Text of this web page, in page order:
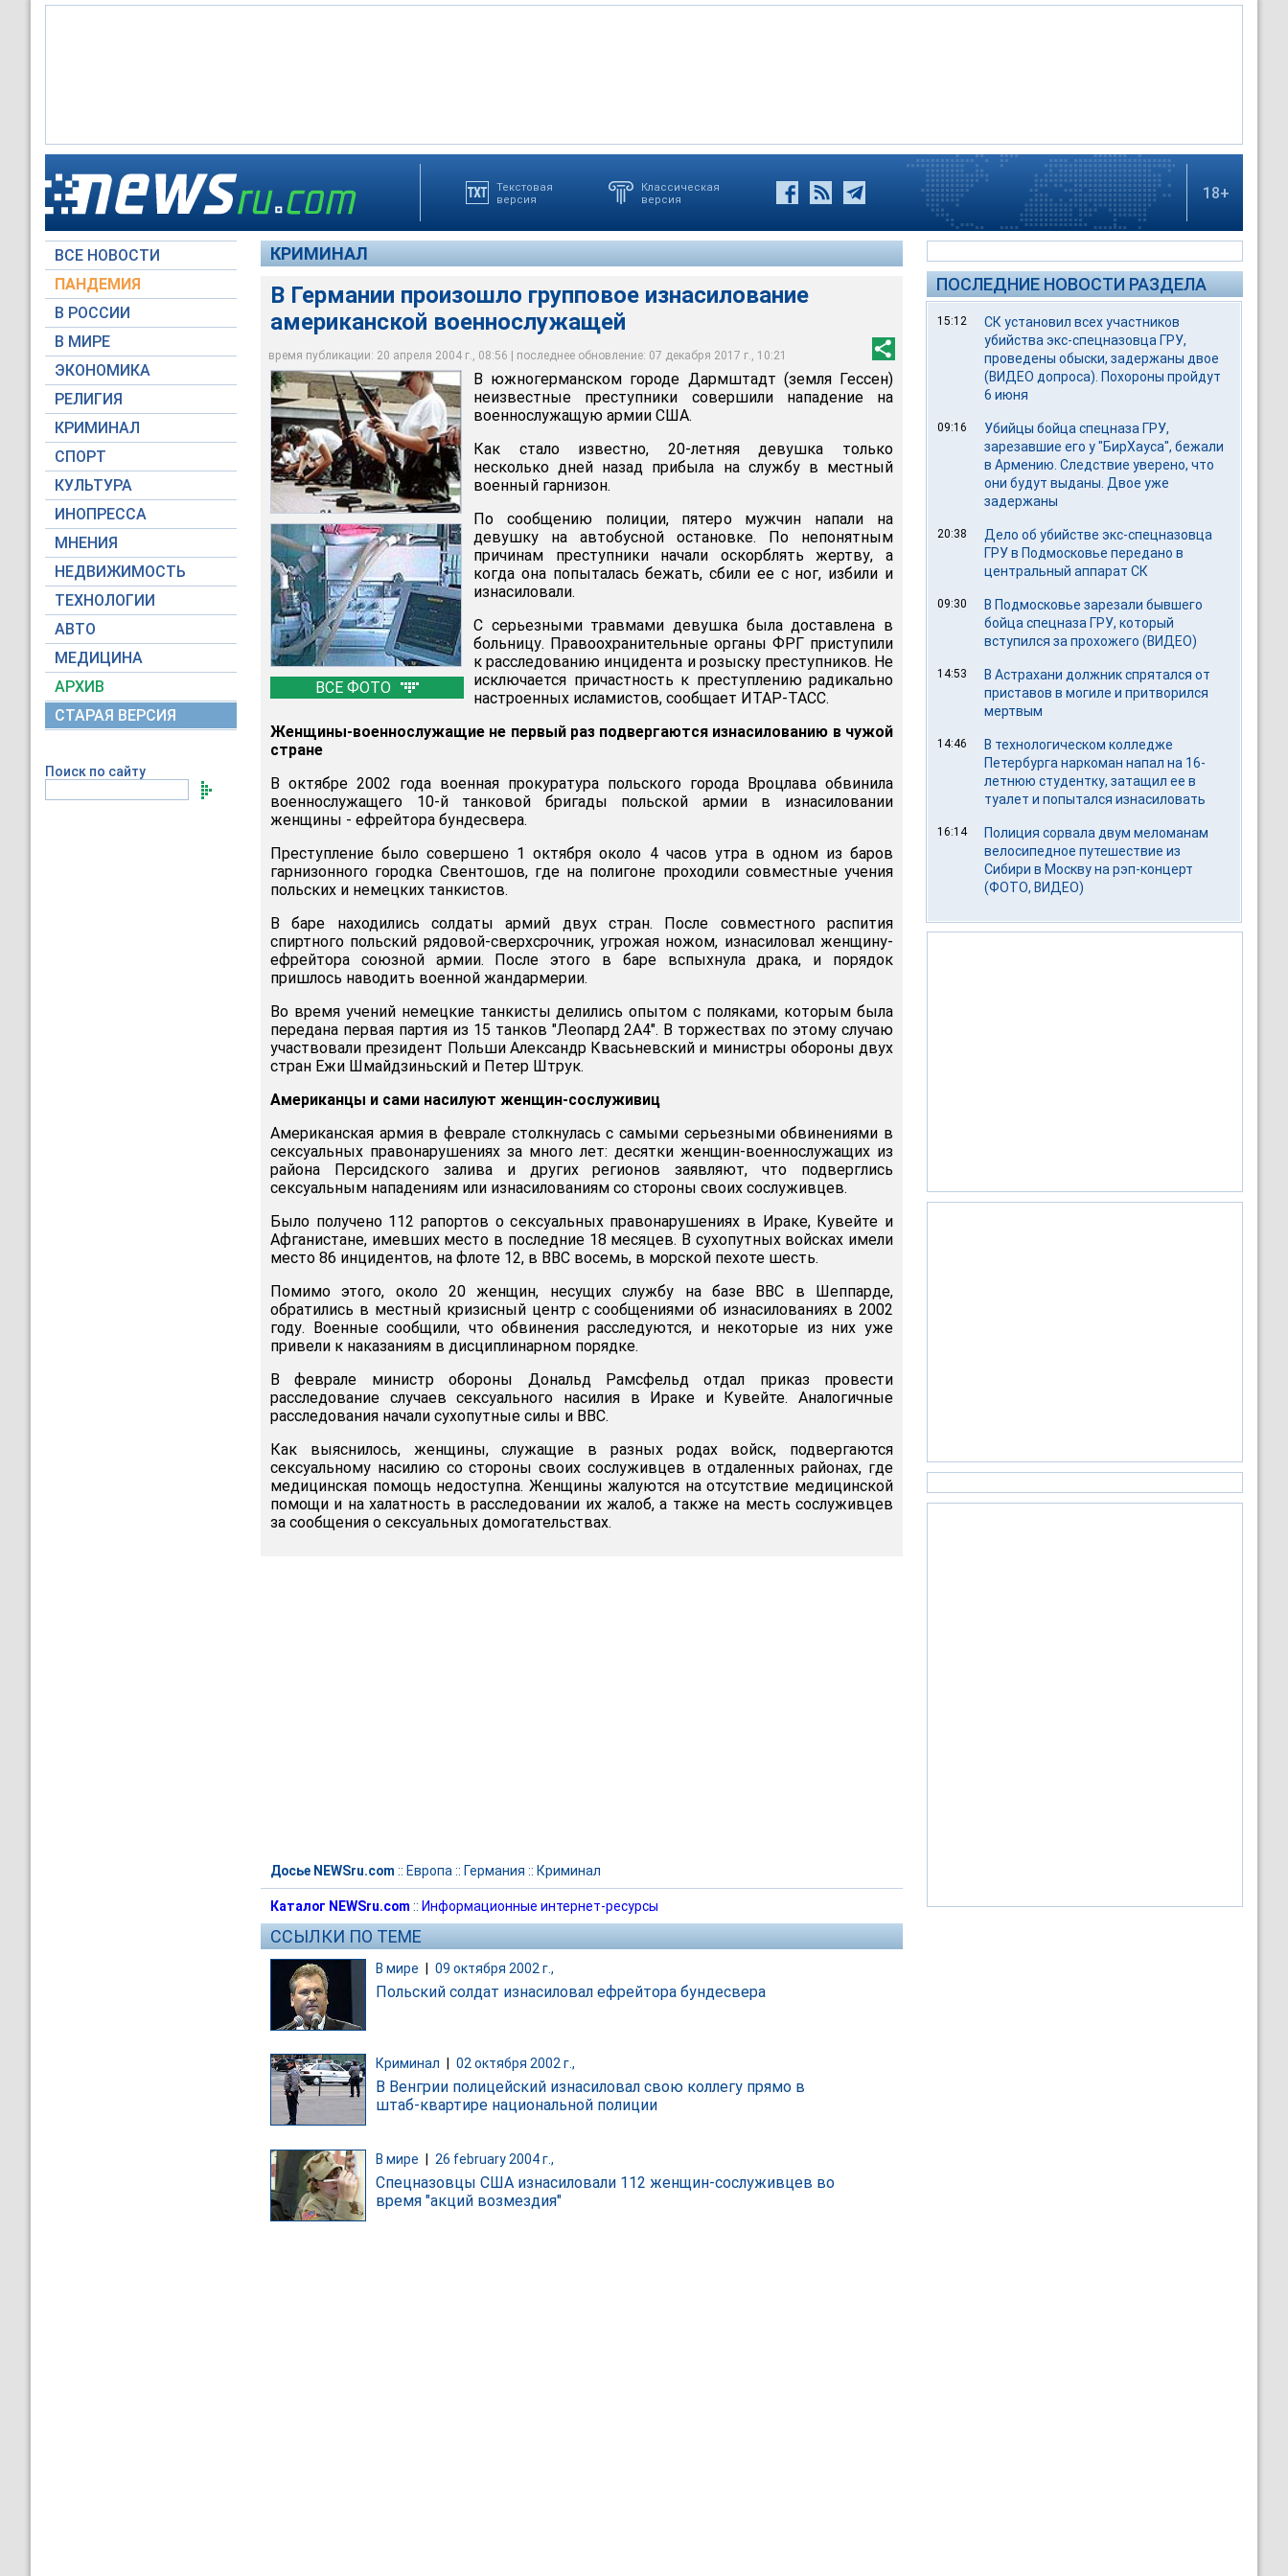
Текстовая
версия
Классическая
версия
18+
ВСЕ НОВОСТИ
ПАНДЕМИЯ
В РОССИИ
В МИРЕ
ЭКОНОМИКА
РЕЛИГИЯ
КРИМИНАЛ
СПОРТ
КУЛЬТУРА
ИНОПРЕССА
МНЕНИЯ
НЕДВИЖИМОСТЬ
ТЕХНОЛОГИИ
АВТО
МЕДИЦИНА
АРХИВ
СТАРАЯ ВЕРСИЯ
Поиск по сайту
КРИМИНАЛ
В Германии произошло групповое изнасилование
американской военнослужащей
время публикации: 20 апреля 2004 г., 08:56 | последнее обновление: 07 декабря 2017 г., 10:21
ВСЕ ФОТО
В Германии американскую военнослужащую избили и изнасиловали пять человек
Архив NEWSru.com
С серьезными травмами девушка была доставлена в больницу
Архив NEWSru.com
Правоохранительные органы ФРГ приступили к расследованию инцидента и розыску
преступников
RTV International
В южногерманском городе Дармштадт (земля Гессен)
неизвестные преступники совершили нападение на
военнослужащую армии США.
Как стало известно, 20-летняя девушка только
несколько дней назад прибыла на службу в местный
военный гарнизон.
По сообщению полиции, пятеро мужчин напали на
девушку на автобусной остановке. По непонятным
причинам преступники начали оскорблять жертву, а
когда она попыталась бежать, сбили ее с ног, избили и
изнасиловали.
С серьезными травмами девушка была доставлена в
больницу. Правоохранительные органы ФРГ приступили
к расследованию инцидента и розыску преступников. Не
исключается причастность к преступлению радикально
настроенных исламистов, сообщает ИТАР-ТАСС.
Женщины-военнослужащие не первый раз подвергаются изнасилованию в чужой
стране
В октябре 2002 года военная прокуратура польского города Вроцлава обвинила
военнослужащего 10-й танковой бригады польской армии в изнасиловании
женщины - ефрейтора бундесвера.
Преступление было совершено 1 октября около 4 часов утра в одном из баров
гарнизонного городка Свентошов, где на полигоне проходили совместные учения
польских и немецких танкистов.
В баре находились солдаты армий двух стран. После совместного распития
спиртного польский рядовой-сверхсрочник, угрожая ножом, изнасиловал женщину-
ефрейтора союзной армии. После этого в баре вспыхнула драка, и порядок
пришлось наводить военной жандармерии.
Во время учений немецкие танкисты делились опытом с поляками, которым была
передана первая партия из 15 танков "Леопард 2А4". В торжествах по этому случаю
участвовали президент Польши Александр Квасьневский и министры обороны двух
стран Ежи Шмайдзиньский и Петер Штрук.
Американцы и сами насилуют женщин-сослуживиц
Американская армия в феврале столкнулась с самыми серьезными обвинениями в
сексуальных правонарушениях за много лет: десятки женщин-военнослужащих из
района Персидского залива и других регионов заявляют, что подверглись
сексуальным нападениям или изнасилованиям со стороны своих сослуживцев.
Было получено 112 рапортов о сексуальных правонарушениях в Ираке, Кувейте и
Афганистане, имевших место в последние 18 месяцев. В сухопутных войсках имели
место 86 инцидентов, на флоте 12, в ВВС восемь, в морской пехоте шесть.
Помимо этого, около 20 женщин, несущих службу на базе ВВС в Шеппарде,
обратились в местный кризисный центр с сообщениями об изнасилованиях в 2002
году. Военные сообщили, что обвинения расследуются, и некоторые из них уже
привели к наказаниям в дисциплинарном порядке.
В феврале министр обороны Дональд Рамсфельд отдал приказ провести
расследование случаев сексуального насилия в Ираке и Кувейте. Аналогичные
расследования начали сухопутные силы и ВВС.
Как выяснилось, женщины, служащие в разных родах войск, подвергаются
сексуальному насилию со стороны своих сослуживцев в отдаленных районах, где
медицинская помощь недоступна. Женщины жалуются на отсутствие медицинской
помощи и на халатность в расследовании их жалоб, а также на месть сослуживцев
за сообщения о сексуальных домогательствах.
Досье NEWSru.com :: Европа :: Германия :: Криминал
Каталог NEWSru.com :: Информационные интернет-ресурсы
ССЫЛКИ ПО ТЕМЕ
В мире 09 октября 2002 г.,
Польский солдат изнасиловал ефрейтора бундесвера
Криминал 02 октября 2002 г.,
В Венгрии полицейский изнасиловал свою коллегу прямо в
штаб-квартире национальной полиции
В мире 26 february 2004 г.,
Спецназовцы США изнасиловали 112 женщин-сослуживцев во
время "акций возмездия"
ПОСЛЕДНИЕ НОВОСТИ РАЗДЕЛА
15:12
СК установил всех участников
убийства экс-спецназовца ГРУ,
проведены обыски, задержаны двое
(ВИДЕО допроса). Похороны пройдут
6 июня
09:16
Убийцы бойца спецназа ГРУ,
зарезавшие его у "БирХауса", бежали
в Армению. Следствие уверено, что
они будут выданы. Двое уже
задержаны
20:38
Дело об убийстве экс-спецназовца
ГРУ в Подмосковье передано в
центральный аппарат СК
09:30
В Подмосковье зарезали бывшего
бойца спецназа ГРУ, который
вступился за прохожего (ВИДЕО)
14:53
В Астрахани должник спрятался от
приставов в могиле и притворился
мертвым
14:46
В технологическом колледже
Петербурга наркоман напал на 16-
летнюю студентку, затащил ее в
туалет и попытался изнасиловать
16:14
Полиция сорвала двум меломанам
велосипедное путешествие из
Сибири в Москву на рэп-концерт
(ФОТО, ВИДЕО)